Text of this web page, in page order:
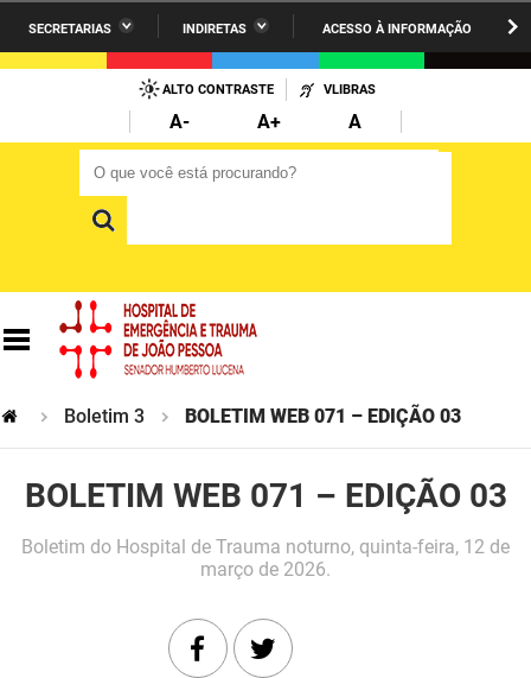
PARA
CONTEÚDO
SECRETARIAS INDIRETAS ACESSO À INFORMAÇÃO
Administração Penitenciária
Agricultura Familiar e Desenvolvimento do Semiárido
Casa Civil do Governador
Ciência, Tecnologia, Inovação e Ensino Superior
Comunicação Institucional
Controladoria Geral do Estado
Desenvolvimento e da Articulação Municipal
ARPB
Codata
ALTO CONTRASTE VLIBRAS
A- A+
A
O que você está procurando?
Boletim 3 BOLETIM WEB 071 – EDIÇÃO 03
BOLETIM WEB 071 – EDIÇÃO 03
Boletim do Hospital de Trauma noturno, quinta-feira, 12 de
março de 2026.